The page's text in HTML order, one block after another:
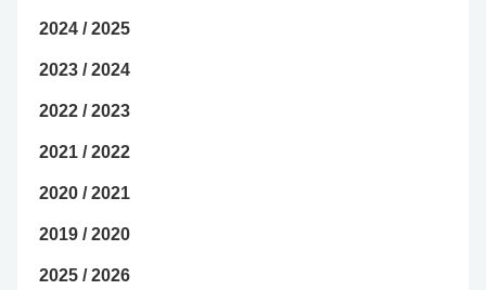
2024 / 2025
2023 / 2024
2022 / 2023
2021 / 2022
2020 / 2021
2019 / 2020
2025 / 2026